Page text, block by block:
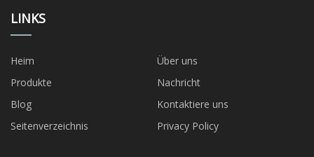
LINKS
Heim
Über uns
Produkte
Nachricht
Blog
Kontaktiere uns
Seitenverzeichnis
Privacy Policy